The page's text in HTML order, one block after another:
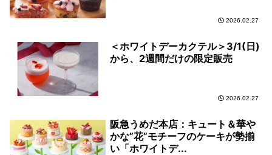
2026.02.27
＜ホワイトデーカクテル＞3/1(日)
から、2週間だけの限定販売
2026.02.27
阪急うめだ本店：キュート＆華や
かな”花”モチーフのケーキが勢揃
い「ホワイトデ...